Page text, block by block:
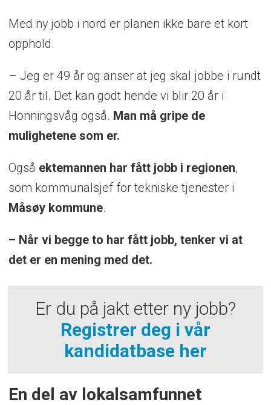
Med ny jobb i nord er planen ikke bare et kort
opphold.
– Jeg er 49 år og anser at jeg skal jobbe i rundt
20 år til. Det kan godt hende vi blir 20 år i
Honningsvåg også. Man må gripe de
mulighetene som er.
Også ektemannen har fått jobb i regionen,
som kommunalsjef for tekniske tjenester i
Måsøy kommune.
– Når vi begge to har fått jobb, tenker vi at
det er en mening med det.
Er du på jakt etter ny jobb?
Registrer deg i vår
kandidatbase her
En del av lokalsamfunnet